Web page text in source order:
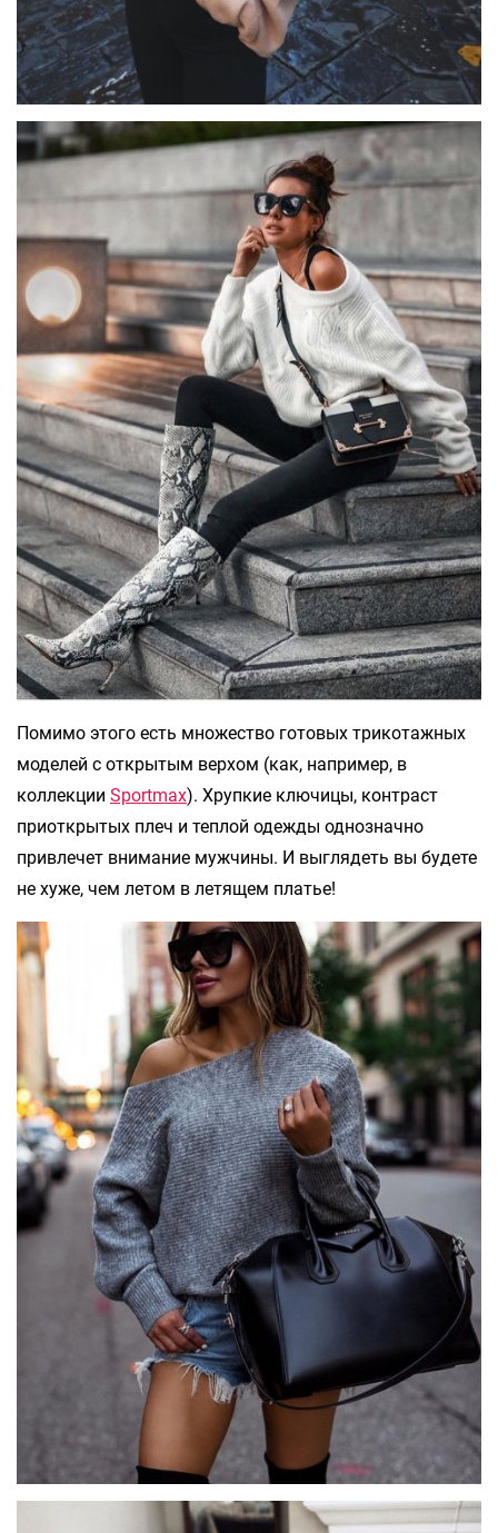
Помимо этого есть множество готовых трикотажных
моделей с открытым верхом (как, например, в
коллекции Sportmax). Хрупкие ключицы, контраст
приоткрытых плеч и теплой одежды однозначно
привлечет внимание мужчины. И выглядеть вы будете
не хуже, чем летом в летящем платье!